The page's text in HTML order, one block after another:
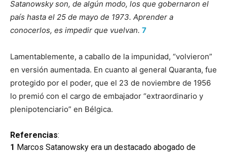
Satanowsky son, de algún modo, los que gobernaron el
país hasta el 25 de mayo de 1973. Aprender a
conocerlos, es impedir que vuelvan. 7
Lamentablemente, a caballo de la impunidad, “volvieron”
en versión aumentada. En cuanto al general Quaranta, fue
protegido por el poder, que el 23 de noviembre de 1956
lo premió con el cargo de embajador “extraordinario y
plenipotenciario” en Bélgica.
Referencias:
1 Marcos Satanowsky era un destacado abogado de